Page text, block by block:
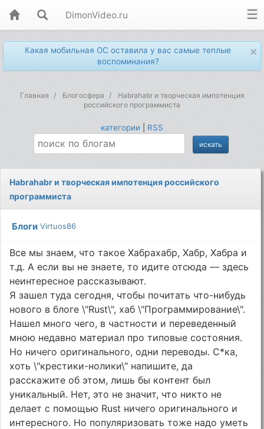
DimonVideo.ru
×
Какая мобильная ОС оставила у вас самые теплые
воспоминания?
Главная Блогосфера
Habrahabr и творческая импотенция
российского программиста
категории RSS
Habrahabr и творческая импотенция российского
программиста
Блоги Virtuos86
Все мы знаем, что такое Хабрахабр, Хабр, Хабра и
т.д. А если вы не знаете, то идите отсюда — здесь
неинтересное рассказывают.
Я зашел туда сегодня, чтобы почитать что-нибудь
нового в блоге \"Rust\", хаб \"Программирование\".
Нашел много чего, в частности и переведенный
мною недавно материал про типовые состояния.
Но ничего оригинального, одни переводы. С*ка,
хоть \"крестики-нолики\" напишите, да
расскажите об этом, лишь бы контент был
уникальный. Нет, это не значит, что никто не
делает с помощью Rust ничего оригинального и
интересного. Но популяризовать тоже надо уметь